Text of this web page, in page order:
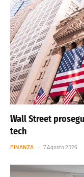
Wall Street
tech
FINANZA 7 Agosto 2026